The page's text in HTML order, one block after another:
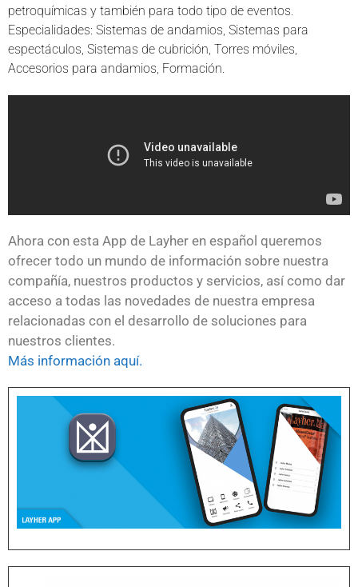
petroquímicas y también para todo tipo de eventos.
Especialidades: Sistemas de andamios, Sistemas para
espectáculos, Sistemas de cubrición, Torres móviles,
Accesorios para andamios, Formación.
Ahora con esta App de Layher en español queremos
ofrecer todo un mundo de información sobre nuestra
compañía, nuestros productos y servicios, así como dar
acceso a todas las novedades de nuestra empresa
relacionadas con el desarrollo de soluciones para
nuestros clientes.
Más información aquí.